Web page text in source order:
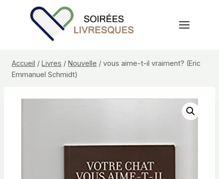
Accueil / Livres / Nouvelle / vous aime-t-il vraiment? (Eric
Emmanuel Schmidt)